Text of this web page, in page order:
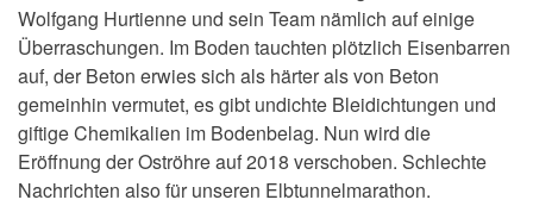
Wolfgang Hurtienne und sein Team nämlich auf einige
Überraschungen. Im Boden tauchten plötzlich Eisenbarren
auf, der Beton erwies sich als härter als von Beton
gemeinhin vermutet, es gibt undichte Bleidichtungen und
giftige Chemikalien im Bodenbelag. Nun wird die
Eröffnung der Oströhre auf 2018 verschoben. Schlechte
Nachrichten also für unseren Elbtunnelmarathon.